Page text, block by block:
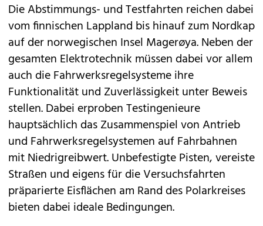
Die Abstimmungs- und Testfahrten reichen dabei
vom finnischen Lappland bis hinauf zum Nordkap
auf der norwegischen Insel Magerøya. Neben der
gesamten Elektrotechnik müssen dabei vor allem
auch die Fahrwerksregelsysteme ihre
Funktionalität und Zuverlässigkeit unter Beweis
stellen. Dabei erproben Testingenieure
hauptsächlich das Zusammenspiel von Antrieb
und Fahrwerksregelsystemen auf Fahrbahnen
mit Niedrigreibwert. Unbefestigte Pisten, vereiste
Straßen und eigens für die Versuchsfahrten
präparierte Eisflächen am Rand des Polarkreises
bieten dabei ideale Bedingungen.